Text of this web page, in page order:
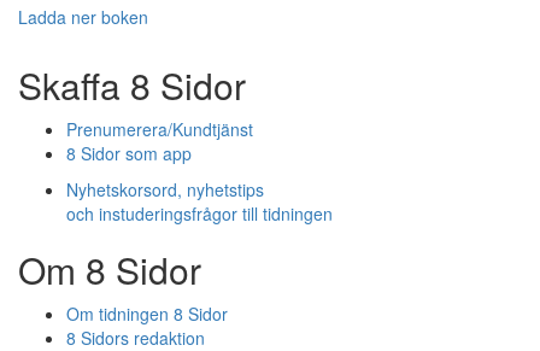
Ladda ner boken
Skaffa 8 Sidor
Prenumerera/Kundtjänst
8 Sidor som app
Nyhetskorsord, nyhetstips
och instuderingsfrågor till tidningen
Om 8 Sidor
Om tidningen 8 Sidor
8 Sidors redaktion